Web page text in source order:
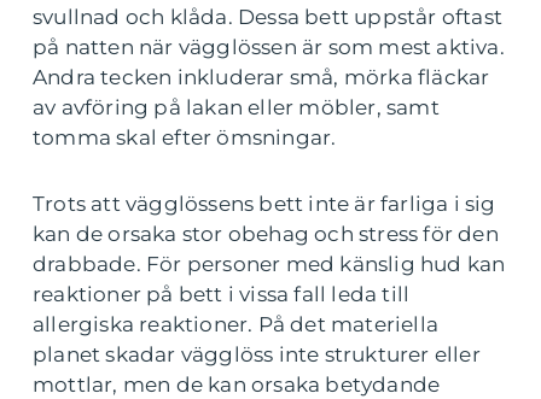
svullnad och klåda. Dessa bett uppstår oftast
på natten när vägglössen är som mest aktiva.
Andra tecken inkluderar små, mörka fläckar
av avföring på lakan eller möbler, samt
tomma skal efter ömsningar.
Trots att vägglössens bett inte är farliga i sig
kan de orsaka stor obehag och stress för den
drabbade. För personer med känslig hud kan
reaktioner på bett i vissa fall leda till
allergiska reaktioner. På det materiella
planet skadar vägglöss inte strukturer eller
mottlar, men de kan orsaka betydande